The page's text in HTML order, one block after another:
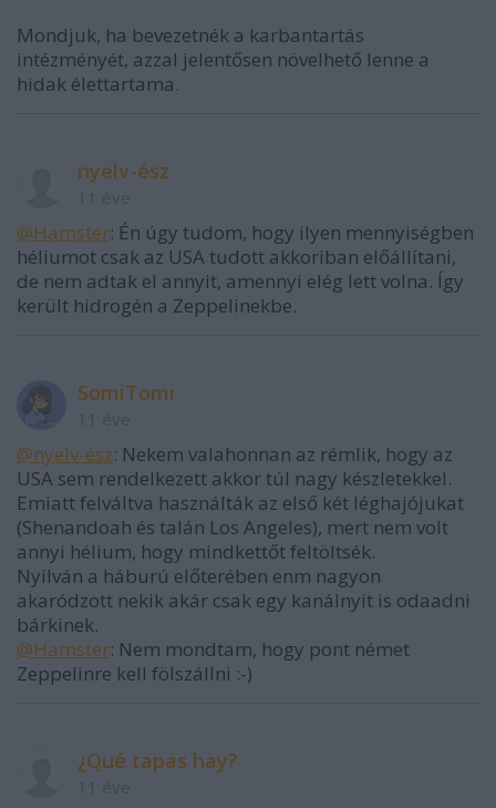
Mondjuk, ha bevezetnék a karbantartás
intézményét, azzal jelentősen növelhető lenne a
hidak élettartama.
nyelv-ész
@Hamster: Én úgy tudom, hogy ilyen mennyiségben
héliumot csak az USA tudott akkoriban előállítani,
de nem adtak el annyit, amennyi elég lett volna. Így
került hidrogén a Zeppelinekbe.
SomiTomi
@nyelv-ész: Nekem valahonnan az rémlik, hogy az
USA sem rendelkezett akkor túl nagy készletekkel.
Emiatt felváltva használták az első két léghajójukat
(Shenandoah és talán Los Angeles), mert nem volt
annyi hélium, hogy mindkettőt feltöltsék.
Nyilván a háburú előterében enm nagyon
akaródzott nekik akár csak egy kanálnyit is odaadni
bárkinek.
@Hamster: Nem mondtam, hogy pont német
Zeppelinre kell fölszállni :-)
¿Qué tapas hay?